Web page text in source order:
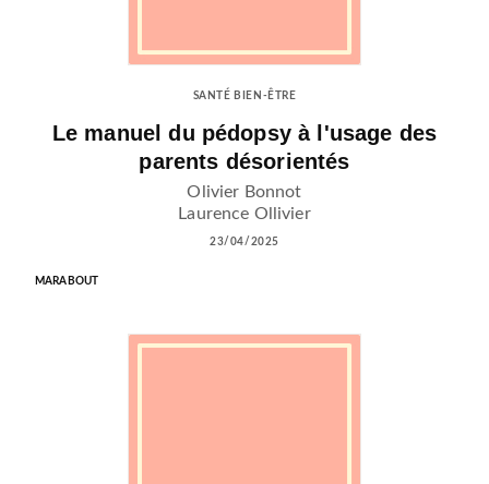
SANTÉ BIEN-ÊTRE
Le manuel du pédopsy à l'usage des
parents désorientés
Olivier Bonnot
Laurence Ollivier
23/04/2025
MARABOUT